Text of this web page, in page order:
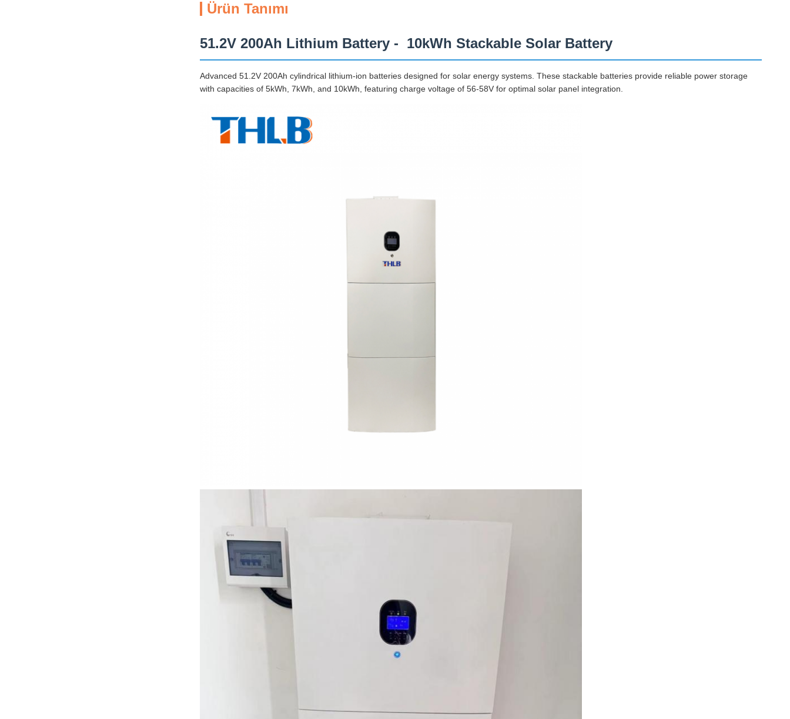
Ürün Tanımı
51.2V 200Ah Lithium Battery - 10kWh Stackable Solar Battery
Advanced 51.2V 200Ah cylindrical lithium-ion batteries designed for solar energy systems. These stackable batteries provide reliable power storage
with capacities of 5kWh, 7kWh, and 10kWh, featuring charge voltage of 56-58V for optimal solar panel integration.